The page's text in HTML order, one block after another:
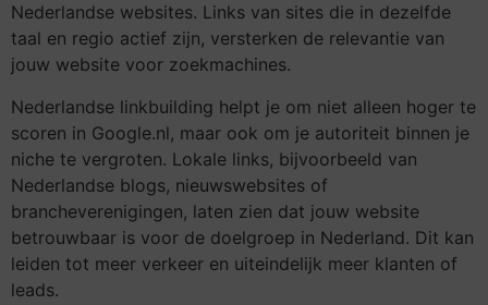
Nederlandse websites. Links van sites die in dezelfde
taal en regio actief zijn, versterken de relevantie van
jouw website voor zoekmachines.
Nederlandse linkbuilding helpt je om niet alleen hoger te
scoren in Google.nl, maar ook om je autoriteit binnen je
niche te vergroten. Lokale links, bijvoorbeeld van
Nederlandse blogs, nieuwswebsites of
brancheverenigingen, laten zien dat jouw website
betrouwbaar is voor de doelgroep in Nederland. Dit kan
leiden tot meer verkeer en uiteindelijk meer klanten of
leads.